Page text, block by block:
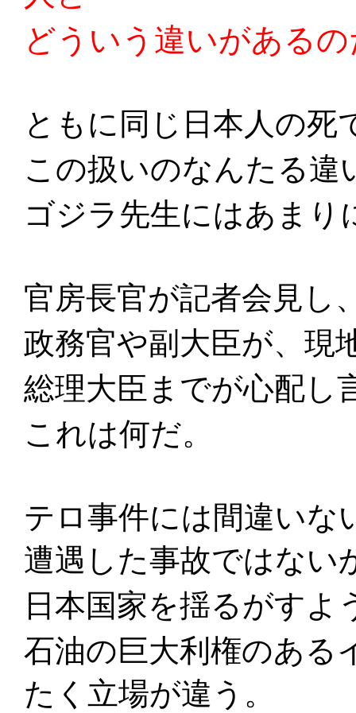
どういう違いがある
ともに同じ日本人の死
この扱いのなんたる違
ゴジラ先生にはあまり
官房長官が記者会見し
政務官や副大臣が、現
総理大臣までが心配し
これは何だ。
テロ事件には間違いな
遭遇した事故ではない
日本国家を揺るがすよ
石油の巨大利権のある
たく立場が違う。